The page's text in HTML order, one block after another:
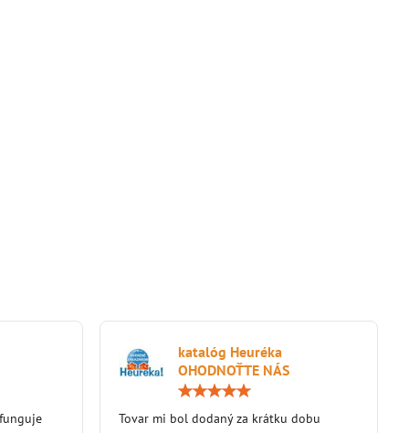
/
katalóg Heuréka
OHODNOŤTE NÁS
/
Tovar mi bol dodaný za krátku dobu